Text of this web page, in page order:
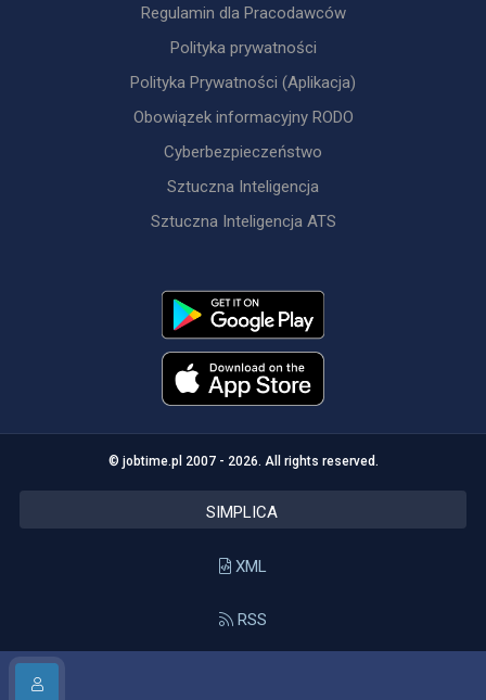
Regulamin dla Pracodawców
Polityka prywatności
Polityka Prywatności (Aplikacja)
Obowiązek informacyjny RODO
Cyberbezpieczeństwo
Sztuczna Inteligencja
Sztuczna Inteligencja ATS
© jobtime.pl 2007 - 2026. All rights reserved.
SIMPLICA
XML
RSS